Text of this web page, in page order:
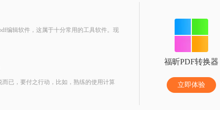
编辑软件，这属于十分常用的工具软件。现
已，要付之行动，比如，熟练的使用计算
福昕PDF转换器
立即体验